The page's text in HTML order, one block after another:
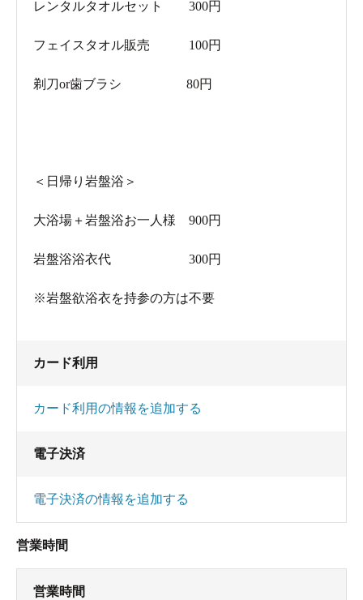
レンタルタオルセット 300円
フェイスタオル販売 100円
剃刀or歯ブラシ 80円
＜日帰り岩盤浴＞
大浴場＋岩盤浴お一人様 900円
岩盤浴浴衣代 300円
※岩盤欲浴衣を持参の方は不要
カード利用
カード利用の情報を追加する
電子決済
電子決済の情報を追加する
営業時間
営業時間